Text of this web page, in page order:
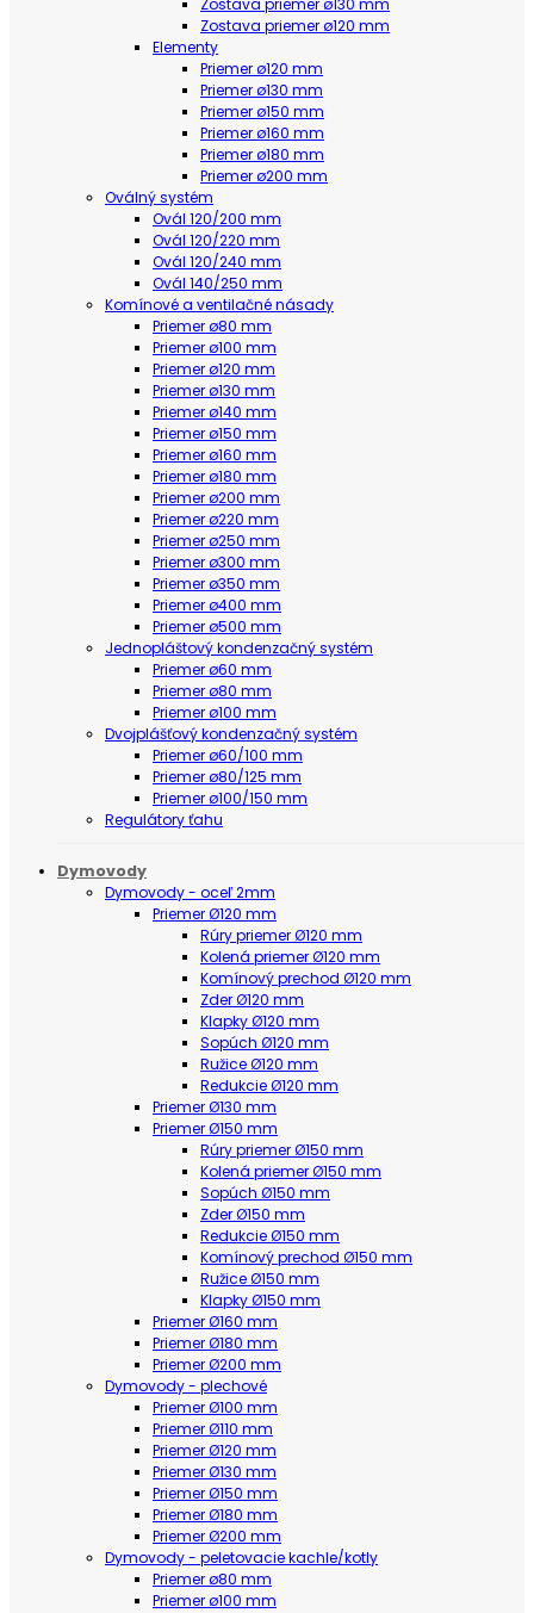
Zostava priemer ø130 mm
Zostava priemer ø120 mm
Elementy
Priemer ø120 mm
Priemer ø130 mm
Priemer ø150 mm
Priemer ø160 mm
Priemer ø180 mm
Priemer ø200 mm
Oválný systém
Ovál 120/200 mm
Ovál 120/220 mm
Ovál 120/240 mm
Ovál 140/250 mm
Komínové a ventilačné násady
Priemer ø80 mm
Priemer ø100 mm
Priemer ø120 mm
Priemer ø130 mm
Priemer ø140 mm
Priemer ø150 mm
Priemer ø160 mm
Priemer ø180 mm
Priemer ø200 mm
Priemer ø220 mm
Priemer ø250 mm
Priemer ø300 mm
Priemer ø350 mm
Priemer ø400 mm
Priemer ø500 mm
Jednopláštový kondenzačný systém
Priemer ø60 mm
Priemer ø80 mm
Priemer ø100 mm
Dvojplášťový kondenzačný systém
Priemer ø60/100 mm
Priemer ø80/125 mm
Priemer ø100/150 mm
Regulátory ťahu
Dymovody
Dymovody - oceľ 2mm
Priemer Ø120 mm
Rúry priemer Ø120 mm
Kolená priemer Ø120 mm
Komínový prechod Ø120 mm
Zder Ø120 mm
Klapky Ø120 mm
Sopúch Ø120 mm
Ružice Ø120 mm
Redukcie Ø120 mm
Priemer Ø130 mm
Priemer Ø150 mm
Rúry priemer Ø150 mm
Kolená priemer Ø150 mm
Sopúch Ø150 mm
Zder Ø150 mm
Redukcie Ø150 mm
Komínový prechod Ø150 mm
Ružice Ø150 mm
Klapky Ø150 mm
Priemer Ø160 mm
Priemer Ø180 mm
Priemer Ø200 mm
Dymovody - plechové
Priemer Ø100 mm
Priemer Ø110 mm
Priemer Ø120 mm
Priemer Ø130 mm
Priemer Ø150 mm
Priemer Ø180 mm
Priemer Ø200 mm
Dymovody - peletovacie kachle/kotly
Priemer ø80 mm
Priemer ø100 mm